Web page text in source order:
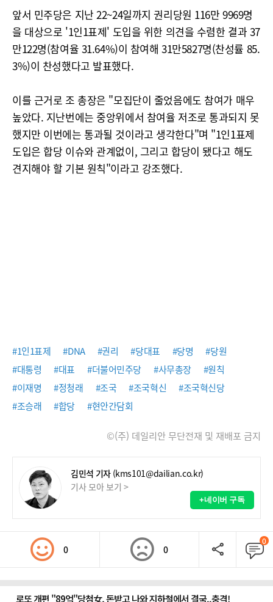
앞서 민주당은 지난 22~24일까지 권리당원 116만 9969명
을 대상으로 '1인1표제' 도입을 위한 의견을 수렴한 결과 37
만122명(참여율 31.64%)이 참여해 31만5827명(찬성률 85.
3%)이 찬성했다고 발표했다.
이를 근거로 조 총장은 "모집단이 줄었음에도 참여가 매우
높았다. 지난번에는 중앙위에서 참여율 저조로 통과되지 못
했지만 이번에는 통과될 것이라고 생각한다"며 "1인1표제
도입은 합당 이슈와 관계없이, 그리고 합당이 됐다고 해도
견지해야 할 기본 원칙"이라고 강조했다.
#1인1표제 #DNA #권리 #당대표 #당명
#당원
#대통령
#대표 #더불어민주당 #사무총장
#원칙
#이재명
#정청래 #조국 #조국혁신
#조국혁신당
#조승래
#합당 #현안간담회
©(주) 데일리안 무단전재 및 재배포 금지
김민석 기자 (kms101@dailian.co.kr)
기사 모아 보기 >
+네이버 구독
0 0
0